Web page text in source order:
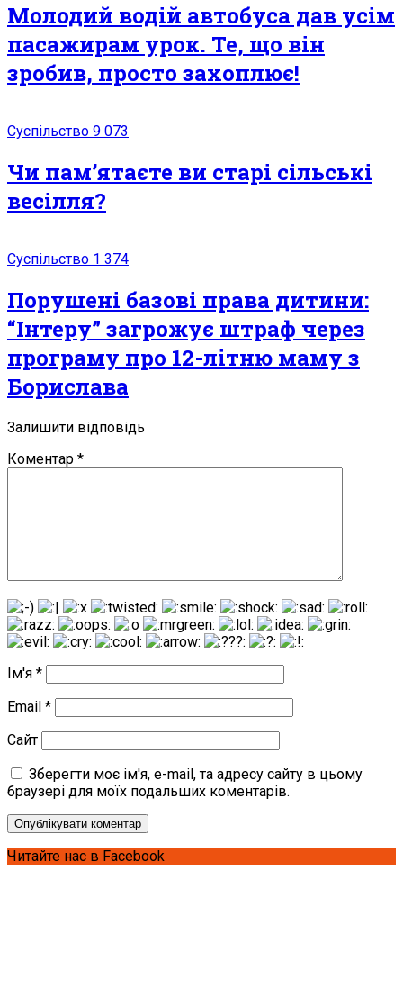
Молодий водій автобуса дав усім
пасажирам урок. Те, що він
зробив, просто захоплює!
Суспільство 9 073
Чи пам’ятаєте ви старі сільські
весілля?
Суспільство 1 374
Поpушені базові пpава дитини:
“Інтеру” загрожує штраф через
програму про 12-літню маму з
Борислава
Залишити відповідь
Коментар *
Ім'я *
Email *
Сайт
Зберегти моє ім'я, e-mail, та адресу сайту в цьому
браузері для моїх подальших коментарів.
Читайте нас в Facebook